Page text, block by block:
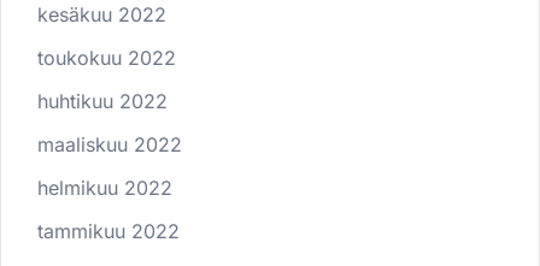
kesäkuu 2022
toukokuu 2022
huhtikuu 2022
maaliskuu 2022
helmikuu 2022
tammikuu 2022